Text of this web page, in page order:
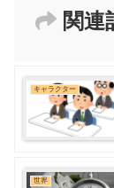
関連
キャラクター
世界